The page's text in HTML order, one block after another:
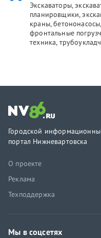
Экскаваторы,
планировщики,
краны,
фронтальные
техника,
Городской
портал Нижневартовска
О проекте
Реклама
Техподдержка
Мы в соцсетях